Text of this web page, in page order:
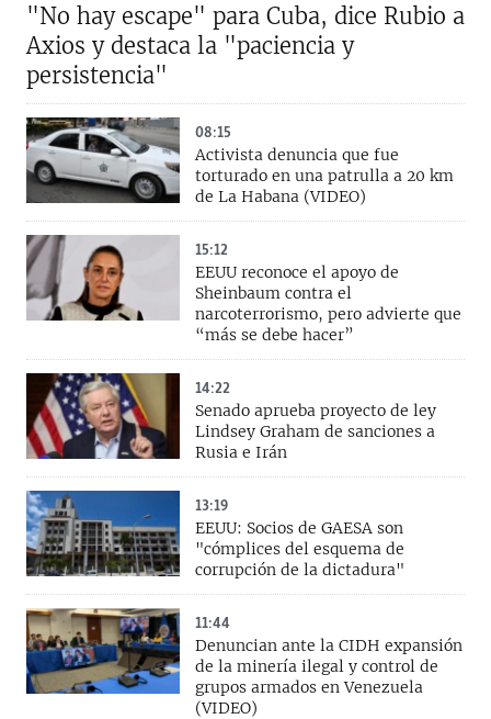
"No hay escape" para Cuba, dice Rubio a
Axios y destaca la "paciencia y
persistencia"
08:15
Activista denuncia que fue
torturado en una patrulla a 20 km
de La Habana (VIDEO)
15:12
EEUU reconoce el apoyo de
Sheinbaum contra el
narcoterrorismo, pero advierte que
“más se debe hacer”
14:22
Senado aprueba proyecto de ley
Lindsey Graham de sanciones a
Rusia e Irán
13:19
EEUU: Socios de GAESA son
"cómplices del esquema de
corrupción de la dictadura"
11:44
Denuncian ante la CIDH expansión
de la minería ilegal y control de
grupos armados en Venezuela
(VIDEO)